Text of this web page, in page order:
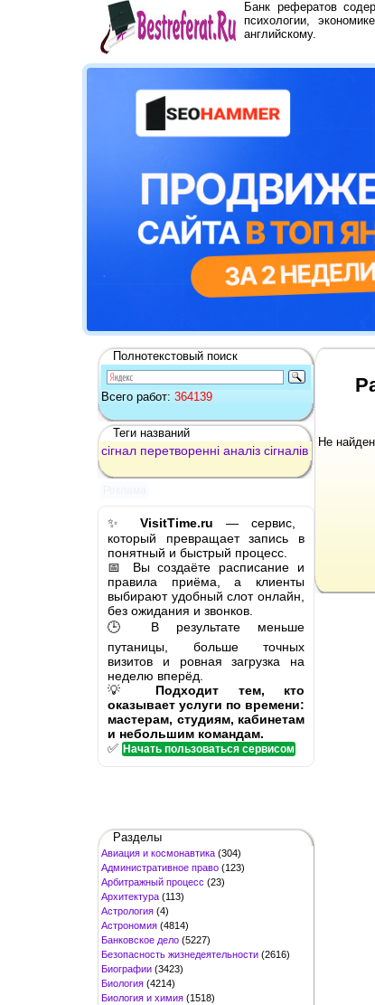
Банк рефератов
психологии,
английскому.
Полнотекстовый поиск
Всего работ: 364139
Теги названий
сігнал перетворенні аналіз сігналів
✨ VisitTime.ru — сервис,
который превращает запись в
понятный и быстрый процесс.
📅 Вы создаёте расписание и
правила приёма, а клиенты
выбирают удобный слот онлайн,
без ожидания и звонков.
🕒 В результате меньше
путаницы, больше точных
визитов и ровная загрузка на
неделю вперёд.
💡 Подходит тем, кто
оказывает услуги по времени:
мастерам, студиям, кабинетам
и небольшим командам.
✅ Начать пользоваться сервисом
Разделы
Авиация и космонавтика (304)
Административное право (123)
Арбитражный процесс (23)
Архитектура (113)
Астрология (4)
Астрономия (4814)
Банковское дело (5227)
Безопасность жизнедеятельности (2616)
Биографии (3423)
Биология (4214)
Биология и химия (1518)
Не